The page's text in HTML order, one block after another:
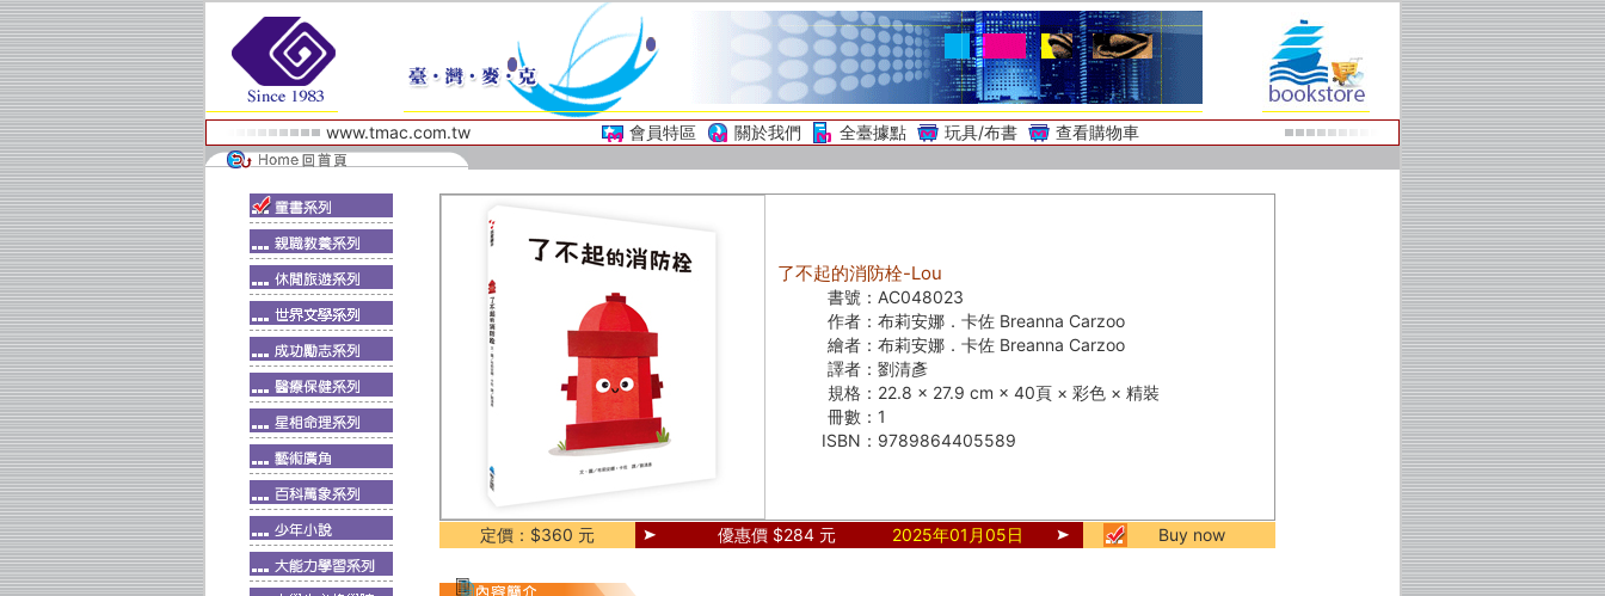
www.tmac.com.tw 會員特區 關於我們 全臺據點 玩具/布書 查看購物車
了不起的消防栓-Lou
書號： AC048023
作者： 布莉安娜．卡佐 Breanna Carzoo
繪者： 布莉安娜．卡佐 Breanna Carzoo
譯者： 劉清彥
規格： 22.8 × 27.9 cm × 40頁 × 彩色 × 精裝
冊數： 1
ISBN： 9789864405589
定價：$360 元 優惠價 $284 元 2025年01月05日 Buy now